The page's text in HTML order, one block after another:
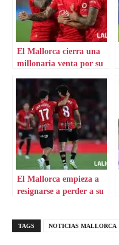
El Mallorca cierra una
millonaria venta por su
El Mallorca empieza a
resignarse a perder a su
TAGS NOTICIAS MALLORCA